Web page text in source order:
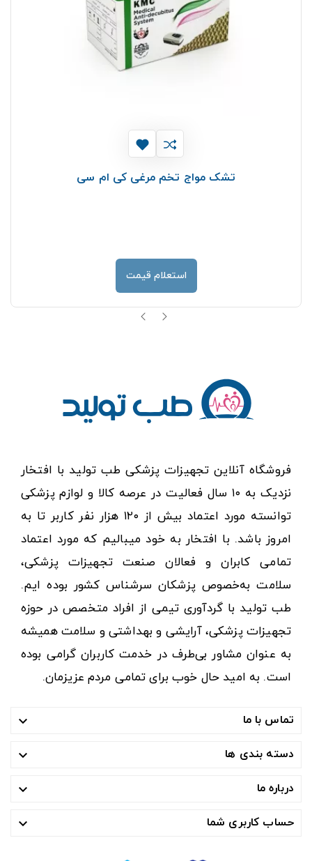
تشک مواج تخم مرغی کی ام سی
استعلام قیمت
فروشگاه آنلاین تجهیزات پزشکی طب تولید با افتخار
نزدیک به ۱۰ سال فعالیت در عرصه کالا و لوازم پزشکی
توانسته مورد اعتماد بیش از ۱۲۰ هزار نفر کاربر تا به
امروز باشد. با افتخار به خود میبالیم که مورد اعتماد
تمامی کابران و فعالان صنعت تجهیزات پزشکی،
سلامت به‌خصوص پزشکان سرشناس کشور بوده ایم.
طب تولید با گردآوری تیمی از افراد متخصص در حوزه
تجهیزات پزشکی، آرایشی و بهداشتی و سلامت همیشه
به عنوان مشاور بی‌طرف در خدمت کاربران گرامی بوده
است. به امید حال خوب برای تمامی مردم عزیزمان.
تماس با ما 
دسته بندی ها 
درباره ما 
حساب کاربری شما 